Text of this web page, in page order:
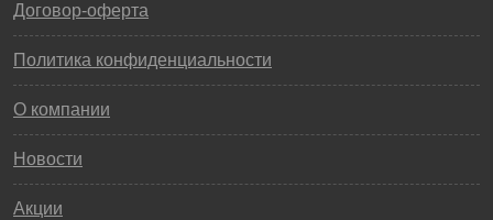
Договор-оферта
Политика конфиденциальности
О компании
Новости
Акции